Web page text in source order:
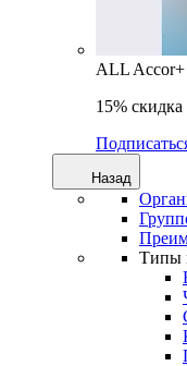
ALL Accor+
15%
Назад
Типы